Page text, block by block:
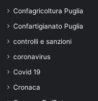
Confagricoltura Puglia
Confartigianato Puglia
controlli e sanzioni
coronavirus
Covid 19
Cronaca